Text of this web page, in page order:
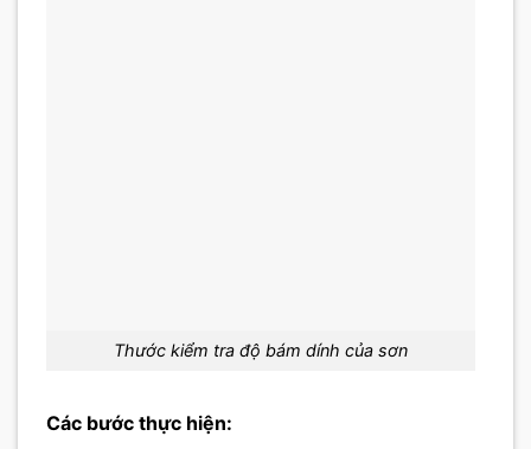
Thước kiểm tra độ bám dính của sơn
Các bước thực hiện: